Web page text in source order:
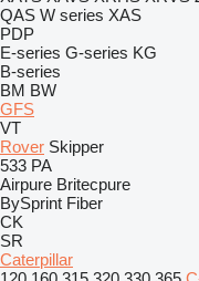
QAS W series XAS
PDP
E-series G-series KG
B-series
BM BW
GFS
VT
Rover Skipper
533 PA
Airpure Britecpure
BySprint Fiber
CK
SR
Caterpillar